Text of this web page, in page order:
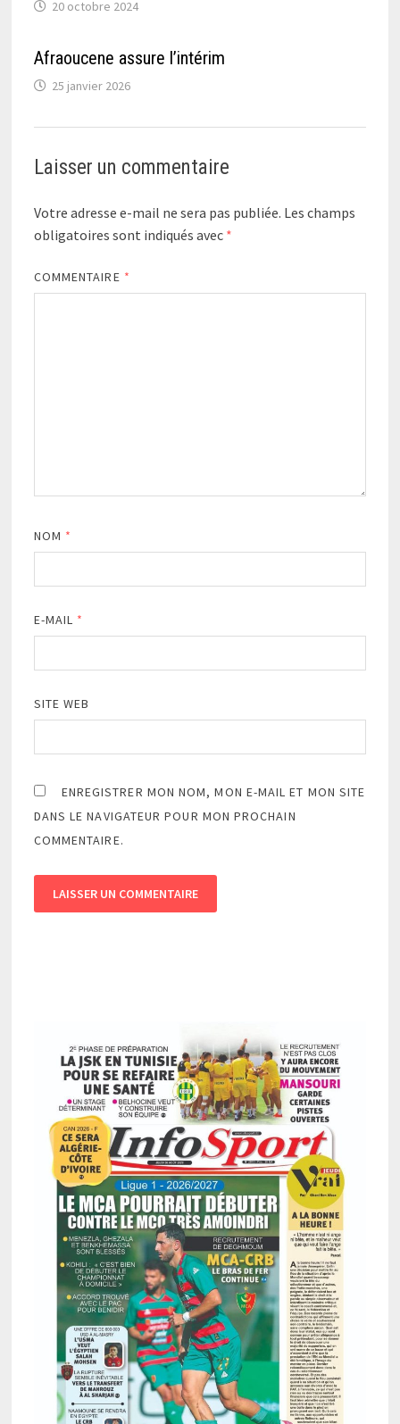
20 octobre 2024
Afraoucene assure l’intérim
25 janvier 2026
Laisser un commentaire
Votre adresse e-mail ne sera pas publiée. Les champs
obligatoires sont indiqués avec *
COMMENTAIRE *
NOM *
E-MAIL *
SITE WEB
ENREGISTRER MON NOM, MON E-MAIL ET MON SITE
DANS LE NAVIGATEUR POUR MON PROCHAIN
COMMENTAIRE.